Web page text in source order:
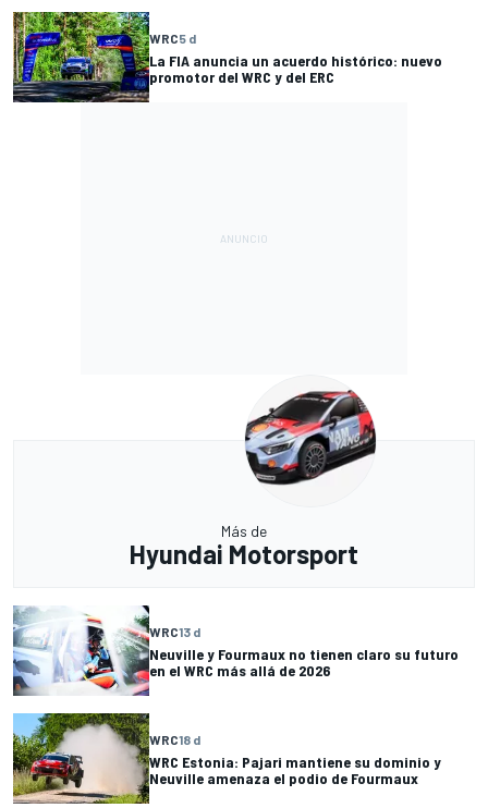
WRC5 d
La FIA anuncia un acuerdo histórico: nuevo
promotor del WRC y del ERC
Más de
Hyundai Motorsport
WRC13 d
Neuville y Fourmaux no tienen claro su futuro
en el WRC más allá de 2026
WRC18 d
WRC Estonia: Pajari mantiene su dominio y
Neuville amenaza el podio de Fourmaux